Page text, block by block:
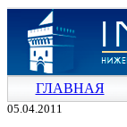
ГЛАВНАЯ
05.04.2011